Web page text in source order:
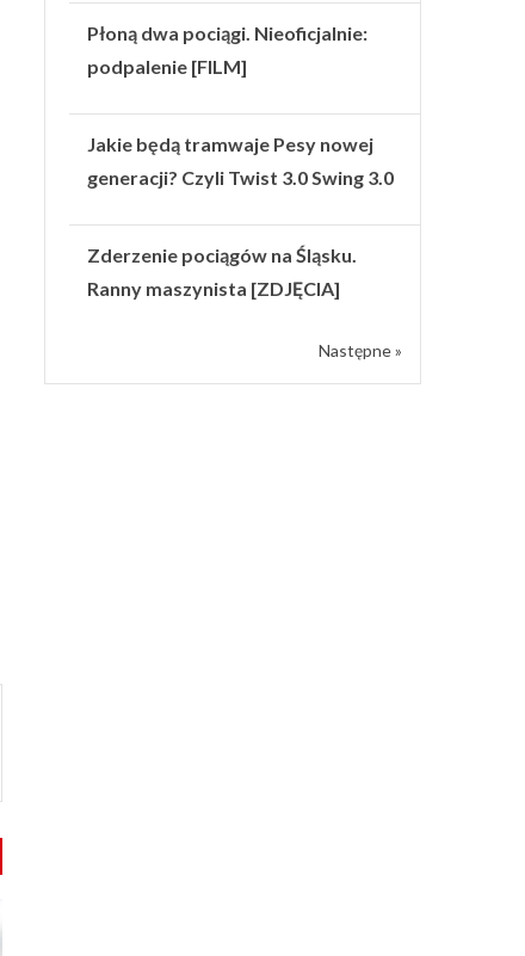
Płoną dwa pociągi. Nieoficjalnie:
podpalenie [FILM]
Jakie będą tramwaje Pesy nowej
generacji? Czyli Twist 3.0 Swing 3.0
Zderzenie pociągów na Śląsku.
Ranny maszynista [ZDJĘCIA]
Następne »